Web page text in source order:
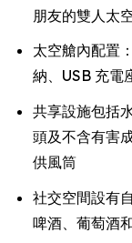
朋友的雙人太
太空艙內配置
納、USB 充電
共享設施包括
頭及不含有害
供風筒
社交空間設有
啤酒、葡萄酒